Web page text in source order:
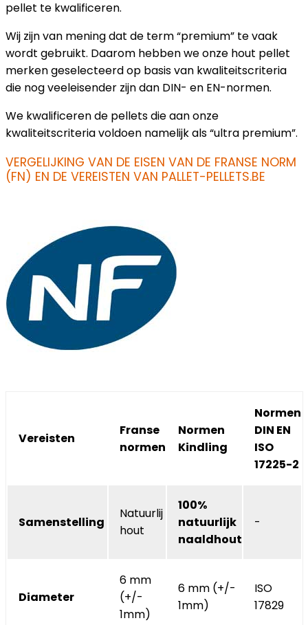
pellet te kwalificeren.
Wij zijn van mening dat de term “premium” te vaak
wordt gebruikt. Daarom hebben we onze hout pellet
merken geselecteerd op basis van kwaliteitscriteria
die nog veeleisender zijn dan DIN- en EN-normen.
We kwalificeren de pellets die aan onze
kwaliteitscriteria voldoen namelijk als “ultra premium”.
VERGELIJKING VAN DE EISEN VAN DE FRANSE NORM
(FN) EN DE VEREISTEN VAN PALLET-PELLETS.BE
Vereisten
Franse
normen
Normen
Kindling
Normen
DIN EN
ISO
17225-2
Samenstelling
Natuurlij
hout
100%
natuurlijk
naaldhout
-
Diameter
6 mm
(+/-
1mm)
6 mm (+/-
1mm)
ISO
17829